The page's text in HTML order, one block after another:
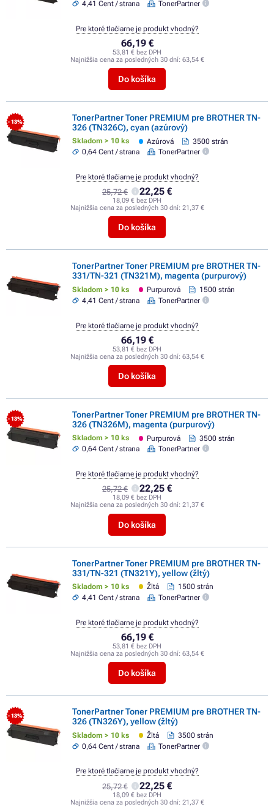
4,41 Cent / strana TonerPartner
66,19 €
53,81 € bez DPH
Najnižšia cena za posledných 30 dní: 63,54 €
Do košíka
Pre ktoré tlačiarne je produkt vhodný?
- 13%
TonerPartner Toner PREMIUM pre BROTHER TN-
326 (TN326C), cyan (azúrový)
Skladom > 10 ks Azúrová
3500 strán
0,64 Cent / strana
TonerPartner
25,72 € 22,25 €
18,09 € bez DPH
Najnižšia cena za posledných 30 dní: 21,37 €
Do košíka
Pre ktoré tlačiarne je produkt vhodný?
TonerPartner Toner PREMIUM pre BROTHER TN-
331/TN-321 (TN321M), magenta (purpurový)
Skladom > 10 ks Purpurová
1500 strán
4,41 Cent / strana
TonerPartner
66,19 €
53,81 € bez DPH
Najnižšia cena za posledných 30 dní: 63,54 €
Do košíka
Pre ktoré tlačiarne je produkt vhodný?
- 13%
TonerPartner Toner PREMIUM pre BROTHER TN-
326 (TN326M), magenta (purpurový)
Skladom > 10 ks Purpurová
3500 strán
0,64 Cent / strana
TonerPartner
25,72 € 22,25 €
18,09 € bez DPH
Najnižšia cena za posledných 30 dní: 21,37 €
Do košíka
Pre ktoré tlačiarne je produkt vhodný?
TonerPartner Toner PREMIUM pre BROTHER TN-
331/TN-321 (TN321Y), yellow (žltý)
Skladom > 10 ks Žltá
1500 strán
4,41 Cent / strana
TonerPartner
66,19 €
53,81 € bez DPH
Najnižšia cena za posledných 30 dní: 63,54 €
Do košíka
Pre ktoré tlačiarne je produkt vhodný?
- 13%
TonerPartner Toner PREMIUM pre BROTHER TN-
326 (TN326Y), yellow (žltý)
Skladom > 10 ks Žltá
3500 strán
0,64 Cent / strana
TonerPartner
25,72 € 22,25 €
18,09 € bez DPH
Najnižšia cena za posledných 30 dní: 21,37 €
Pre ktoré tlačiarne je produkt vhodný?